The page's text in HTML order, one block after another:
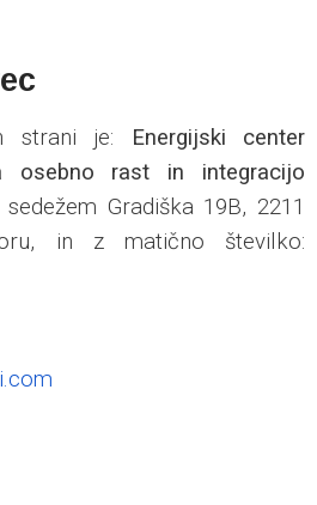
strani je:
Energijski center
osebno rast in integracijo
Gradiška 19B, 2211
in z matično številko: